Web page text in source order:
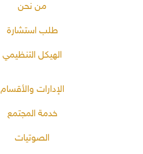
من نحن
طلب استشارة
الهيكل التنظيمي
الإدارات والأقسام
خدمة المجتمع
الصوتيات